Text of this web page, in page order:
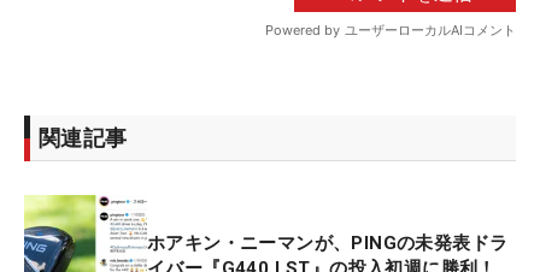
関連記事
ホアキン・ニーマンが、PINGの未発表ドラ